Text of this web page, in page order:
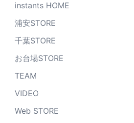
instants HOME
浦安STORE
千葉STORE
お台場STORE
TEAM
VIDEO
Web STORE